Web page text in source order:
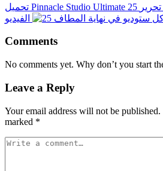
تحميل Pinnacle Studio Ultimate 25 الكراك الكامل برامج تحرير
الفيديو
Comments
No comments yet. Why don’t you start
Leave a Reply
Your email address will not be published.
marked *